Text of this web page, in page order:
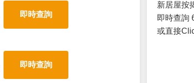
即時查詢
即時查詢
新居屋按
即時查詢
或直接